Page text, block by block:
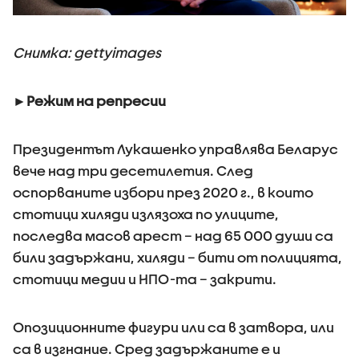
Снимка: gettyimages
►Режим на репресии
Президентът Лукашенко управлява Беларус
вече над три десетилетия. След
оспорваните избори през 2020 г., в които
стотици хиляди излязоха по улиците,
последва масов арест – над 65 000 души са
били задържани, хиляди – бити от полицията,
стотици медии и НПО-та – закрити.
Опозиционните фигури или са в затвора, или
са в изгнание. Сред задържаните е и